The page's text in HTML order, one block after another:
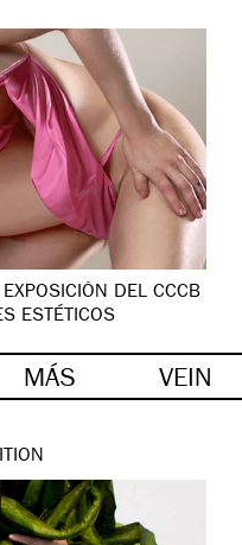
DEL CCCB
ESTÉTICOS
MÁS VEIN